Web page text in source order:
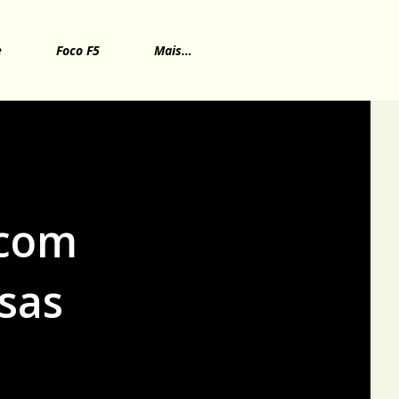
Foco F5 Mais…